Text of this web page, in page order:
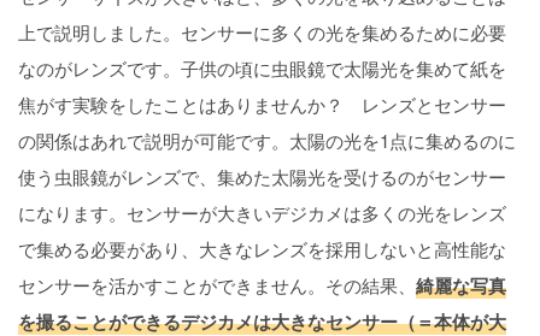
上で説明しました。センサーに多くの光を集めるために必要
なのがレンズです。子供の頃に虫眼鏡で太陽光を集めて紙を
焦がす実験をしたことはありませんか？ レンズとセンサー
の関係はあれで説明が可能です。太陽の光を1点に集めるのに
使う虫眼鏡がレンズで、集めた太陽光を受けるのがセンサー
になります。センサーが大きいデジカメは多くの光をレンズ
で集める必要があり、大きなレンズを採用しないと高性能な
センサーを活かすことができません。その結果、 綺麗な写真
を撮ることができるデジカメは大きなセンサー（＝本体が大